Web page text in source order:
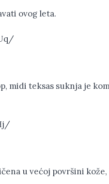
ovog leta.
midi teksas suknja je
u većoj površini